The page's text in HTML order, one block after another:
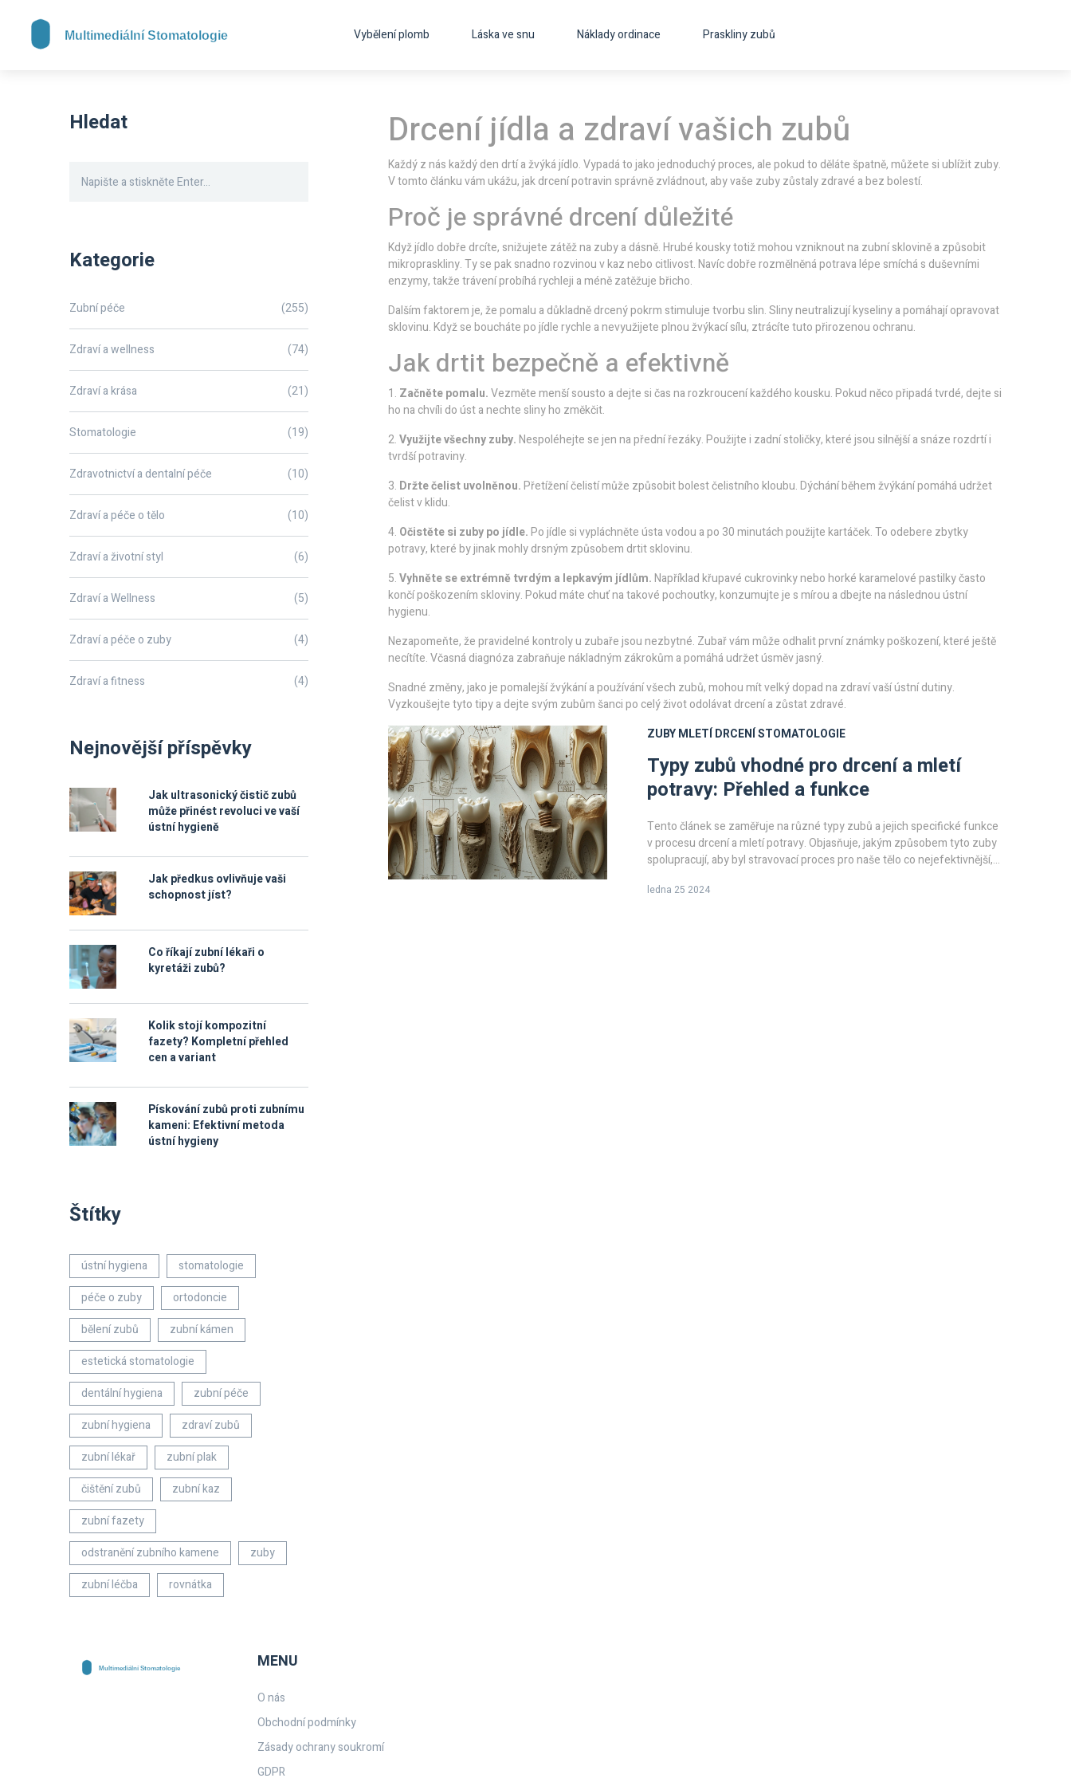
Vybělení plomb Láska ve snu Náklady ordinace Praskliny zubů
Drcení jídla a zdraví vašich zubů
Každý z nás každý den drtí a žvýká jídlo. Vypadá to jako jednoduchý proces, ale pokud to děláte špatně, můžete si ublížit zuby.
V tomto článku vám ukážu, jak drcení potravin správně zvládnout, aby vaše zuby zůstaly zdravé a bez bolestí.
Proč je správné drcení důležité
Když jídlo dobře drcíte, snižujete zátěž na zuby a dásně. Hrubé kousky totiž mohou vzniknout na zubní sklovině a způsobit
mikropraskliny. Ty se pak snadno rozvinou v kaz nebo citlivost. Navíc dobře rozmělněná potrava lépe smíchá s duševními
enzymy, takže trávení probíhá rychleji a méně zatěžuje břicho.
Dalším faktorem je, že pomalu a důkladně drcený pokrm stimuluje tvorbu slin. Sliny neutralizují kyseliny a pomáhají opravovat
sklovinu. Když se boucháte po jídle rychle a nevyužijete plnou žvýkací sílu, ztrácíte tuto přirozenou ochranu.
Jak drtit bezpečně a efektivně
1. Začněte pomalu.Vezměte menší sousto a dejte si čas na rozkroucení každého kousku. Pokud něco připadá tvrdé, dejte si
ho na chvíli do úst a nechte sliny ho změkčit.
2.Využijte všechny zuby.Nespoléhejte se jen na přední řezáky. Použijte i zadní stoličky, které jsou silnější a snáze rozdrtí i
tvrdší potraviny.
3. Držte čelist uvolněnou.Přetížení čelistí může způsobit bolest čelistního kloubu. Dýchání během žvýkání pomáhá udržet
čelist v klidu.
4. Očistěte si zuby po jídle.Po jídle si vypláchněte ústa vodou a po 30 minutách použijte kartáček. To odebere zbytky
potravy, které by jinak mohly drsným způsobem drtit sklovinu.
5.Vyhněte se extrémně tvrdým a lepkavým jídlům.Například křupavé cukrovinky nebo horké karamelové pastilky často
končí poškozením skloviny. Pokud máte chuť na takové pochoutky, konzumujte je s mírou a dbejte na následnou ústní
hygienu.
Nezapomeňte, že pravidelné kontroly u zubaře jsou nezbytné. Zubař vám může odhalit první známky poškození, které ještě
necítíte. Včasná diagnóza zabraňuje nákladným zákrokům a pomáhá udržet úsměv jasný.
Snadné změny, jako je pomalejší žvýkání a používání všech zubů, mohou mít velký dopad na zdraví vaší ústní dutiny.
Vyzkoušejte tyto tipy a dejte svým zubům šanci po celý život odolávat drcení a zůstat zdravé.
ZUBYMLETÍDRCENÍSTOMATOLOGIE
Typy zubů vhodné pro drcení a mletí
potravy: Přehled a funkce
Tento článek se zaměřuje na různé typy zubů a jejich specifické funkce
v procesu drcení a mletí potravy. Objasňuje, jakým způsobem tyto zuby
spolupracují, aby byl stravovací proces pro naše tělo co nejefektivnější, a
ledna 25 2024
Hledat
Kategorie
Zubní péče (255)
Zdraví a wellness (74)
Zdraví a krása (21)
Stomatologie (19)
Zdravotnictví a dentalní péče (10)
Zdraví a péče o tělo (10)
Zdraví a životní styl (6)
Zdraví a Wellness (5)
Zdraví a péče o zuby (4)
Zdraví a fitness (4)
Nejnovější příspěvky
Jak ultrasonický čistič zubů
může přinést revoluci ve vaší
ústní hygieně
Jak předkus ovlivňuje vaši
schopnost jíst?
Co říkají zubní lékaři o
kyretáži zubů?
Kolik stojí kompozitní
fazety? Kompletní přehled
cen a variant
Pískování zubů proti zubnímu
kameni: Efektivní metoda
ústní hygieny
Štítky
ústní hygiena
stomatologie
péče o zuby
ortodoncie
bělení zubů
zubní kámen
estetická stomatologie
dentální hygiena
zubní péče
zubní hygiena
zdraví zubů
zubní lékař
zubní plak
čištění zubů
zubní kaz
zubní fazety
odstranění zubního kamene
zuby
zubní léčba
rovnátka
MENU
O nás
Obchodní podmínky
Zásady ochrany soukromí
GDPR